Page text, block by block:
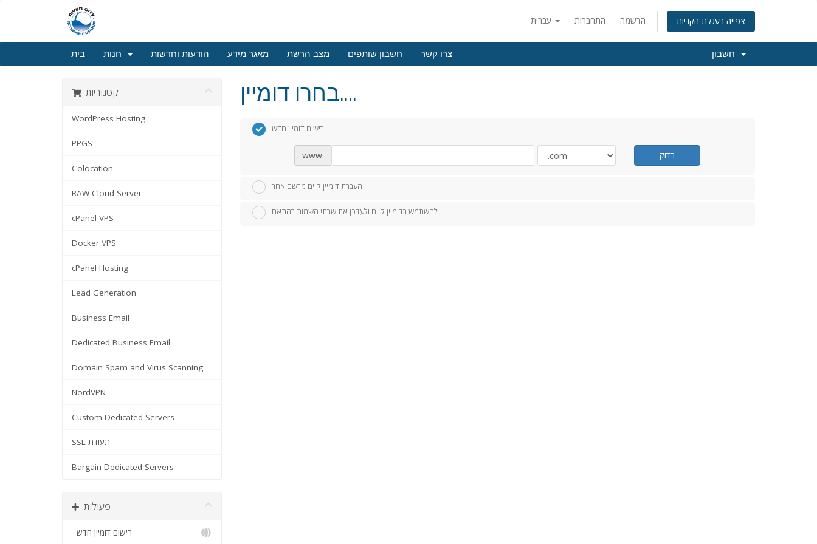
התחברות הרשמה צפייה בעגלת הקניות
בית הודעות וחדשות מאגר מידע מצב הרשת חשבון שותפים צרו קשר
קטגוריות
WordPress Hosting
PPGS
Colocation
RAW Cloud Server
cPanel VPS
Docker VPS
cPanel Hosting
Lead Generation
Business Email
Dedicated Business Email
Domain Spam and Virus Scanning
NordVPN
Custom Dedicated Servers
SSL תעודת
Bargain Dedicated Servers
פעולות
רישום דומיין חדש
בחרו דומיין....
רישום דומיין חדש
www. בדוק
העברת דומיין קיים מרשם אחר
להשתמש בדומיין קיים ולעדכן את שרתי השמות בהתאם